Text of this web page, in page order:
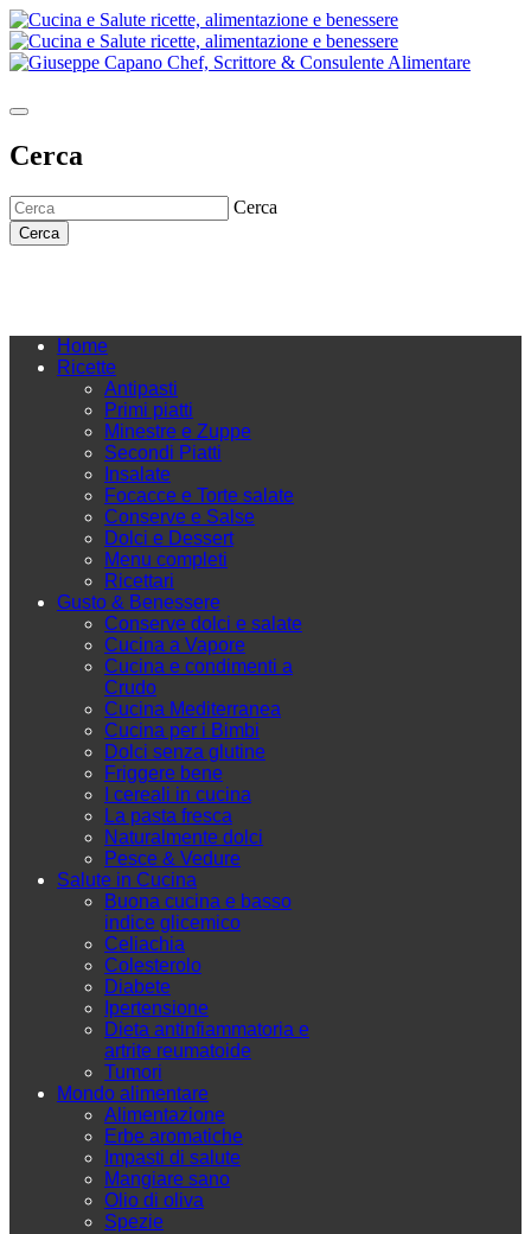
Cerca
Cerca
Cerca
Home
Ricette
Antipasti
Primi piatti
Minestre e Zuppe
Secondi Piatti
Insalate
Focacce e Torte salate
Conserve e Salse
Dolci e Dessert
Menu completi
Ricettari
Gusto & Benessere
Conserve dolci e salate
Cucina a Vapore
Cucina e condimenti a
Crudo
Cucina Mediterranea
Cucina per i Bimbi
Dolci senza glutine
Friggere bene
I cereali in cucina
La pasta fresca
Naturalmente dolci
Pesce & Vedure
Salute in Cucina
Buona cucina e basso
indice glicemico
Celiachia
Colesterolo
Diabete
Ipertensione
Dieta antinfiammatoria e
artrite reumatoide
Tumori
Mondo alimentare
Alimentazione
Erbe aromatiche
Impasti di salute
Mangiare sano
Olio di oliva
Spezie